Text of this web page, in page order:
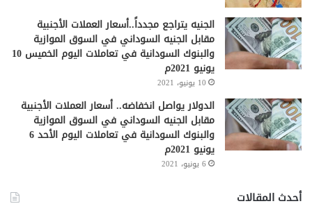
الجنيه يتراجع مجدداً..أسعار العملات الأجنبية
مقابل الجنيه السوداني في السوق الموازية
والبنوك السودانية في تعاملات اليوم الخميس 10
يونيو 2021م
10 يونيو، 2021
الدولار يواصل انخفاضه.. أسعار العملات الأجنبية
مقابل الجنيه السوداني في السوق الموازية
والبنوك السودانية في تعاملات اليوم الأحد 6
يونيو 2021م
6 يونيو، 2021
أحدث المقالات